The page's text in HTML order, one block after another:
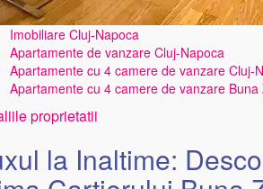
Imobiliare Cluj-Napoca
Apartamente de vanzare Cluj-Napoca
Apartamente cu 4 camere de vanzare Cluj-
Apartamente cu 4 camere de vanzare
proprietatii
la Inaltime: